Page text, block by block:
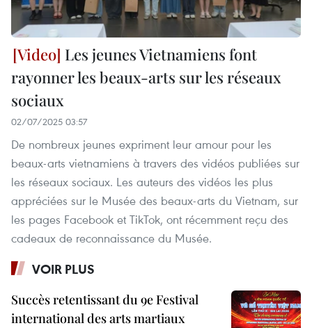
Les jeunes Vietnamiens font
rayonner les beaux-arts sur les réseaux
sociaux
02/07/2025 03:57
De nombreux jeunes expriment leur amour pour les
beaux-arts vietnamiens à travers des vidéos publiées sur
les réseaux sociaux. Les auteurs des vidéos les plus
appréciées sur le Musée des beaux-arts du Vietnam, sur
les pages Facebook et TikTok, ont récemment reçu des
cadeaux de reconnaissance du Musée.
VOIR PLUS
Succès retentissant du 9e Festival
international des arts martiaux